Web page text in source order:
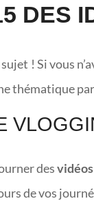
DES
! Si vous
thématique
des
de vos